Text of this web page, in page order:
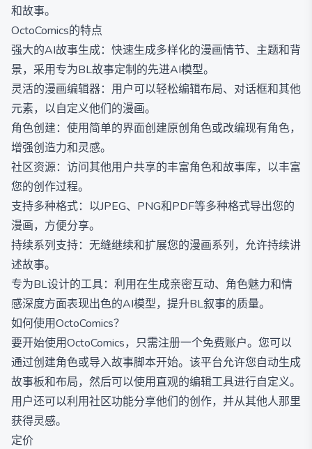
和故事。
OctoComics的特点
强大的AI故事生成：快速生成多样化的漫画情节、主题和背
景，采用专为BL故事定制的先进AI模型。
灵活的漫画编辑器：用户可以轻松编辑布局、对话框和其他
元素，以自定义他们的漫画。
角色创建：使用简单的界面创建原创角色或改编现有角色，
增强创造力和灵感。
社区资源：访问其他用户共享的丰富角色和故事库，以丰富
您的创作过程。
支持多种格式：以JPEG、PNG和PDF等多种格式导出您的
漫画，方便分享。
持续系列支持：无缝继续和扩展您的漫画系列，允许持续讲
述故事。
专为BL设计的工具：利用在生成亲密互动、角色魅力和情
感深度方面表现出色的AI模型，提升BL叙事的质量。
如何使用OctoComics？
要开始使用OctoComics，只需注册一个免费账户。您可以
通过创建角色或导入故事脚本开始。该平台允许您自动生成
故事板和布局，然后可以使用直观的编辑工具进行自定义。
用户还可以利用社区功能分享他们的创作，并从其他人那里
获得灵感。
定价